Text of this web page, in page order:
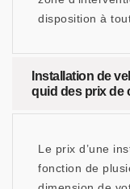
disposition à
Installation de
quid des prix de
Le prix d’une
fonction de